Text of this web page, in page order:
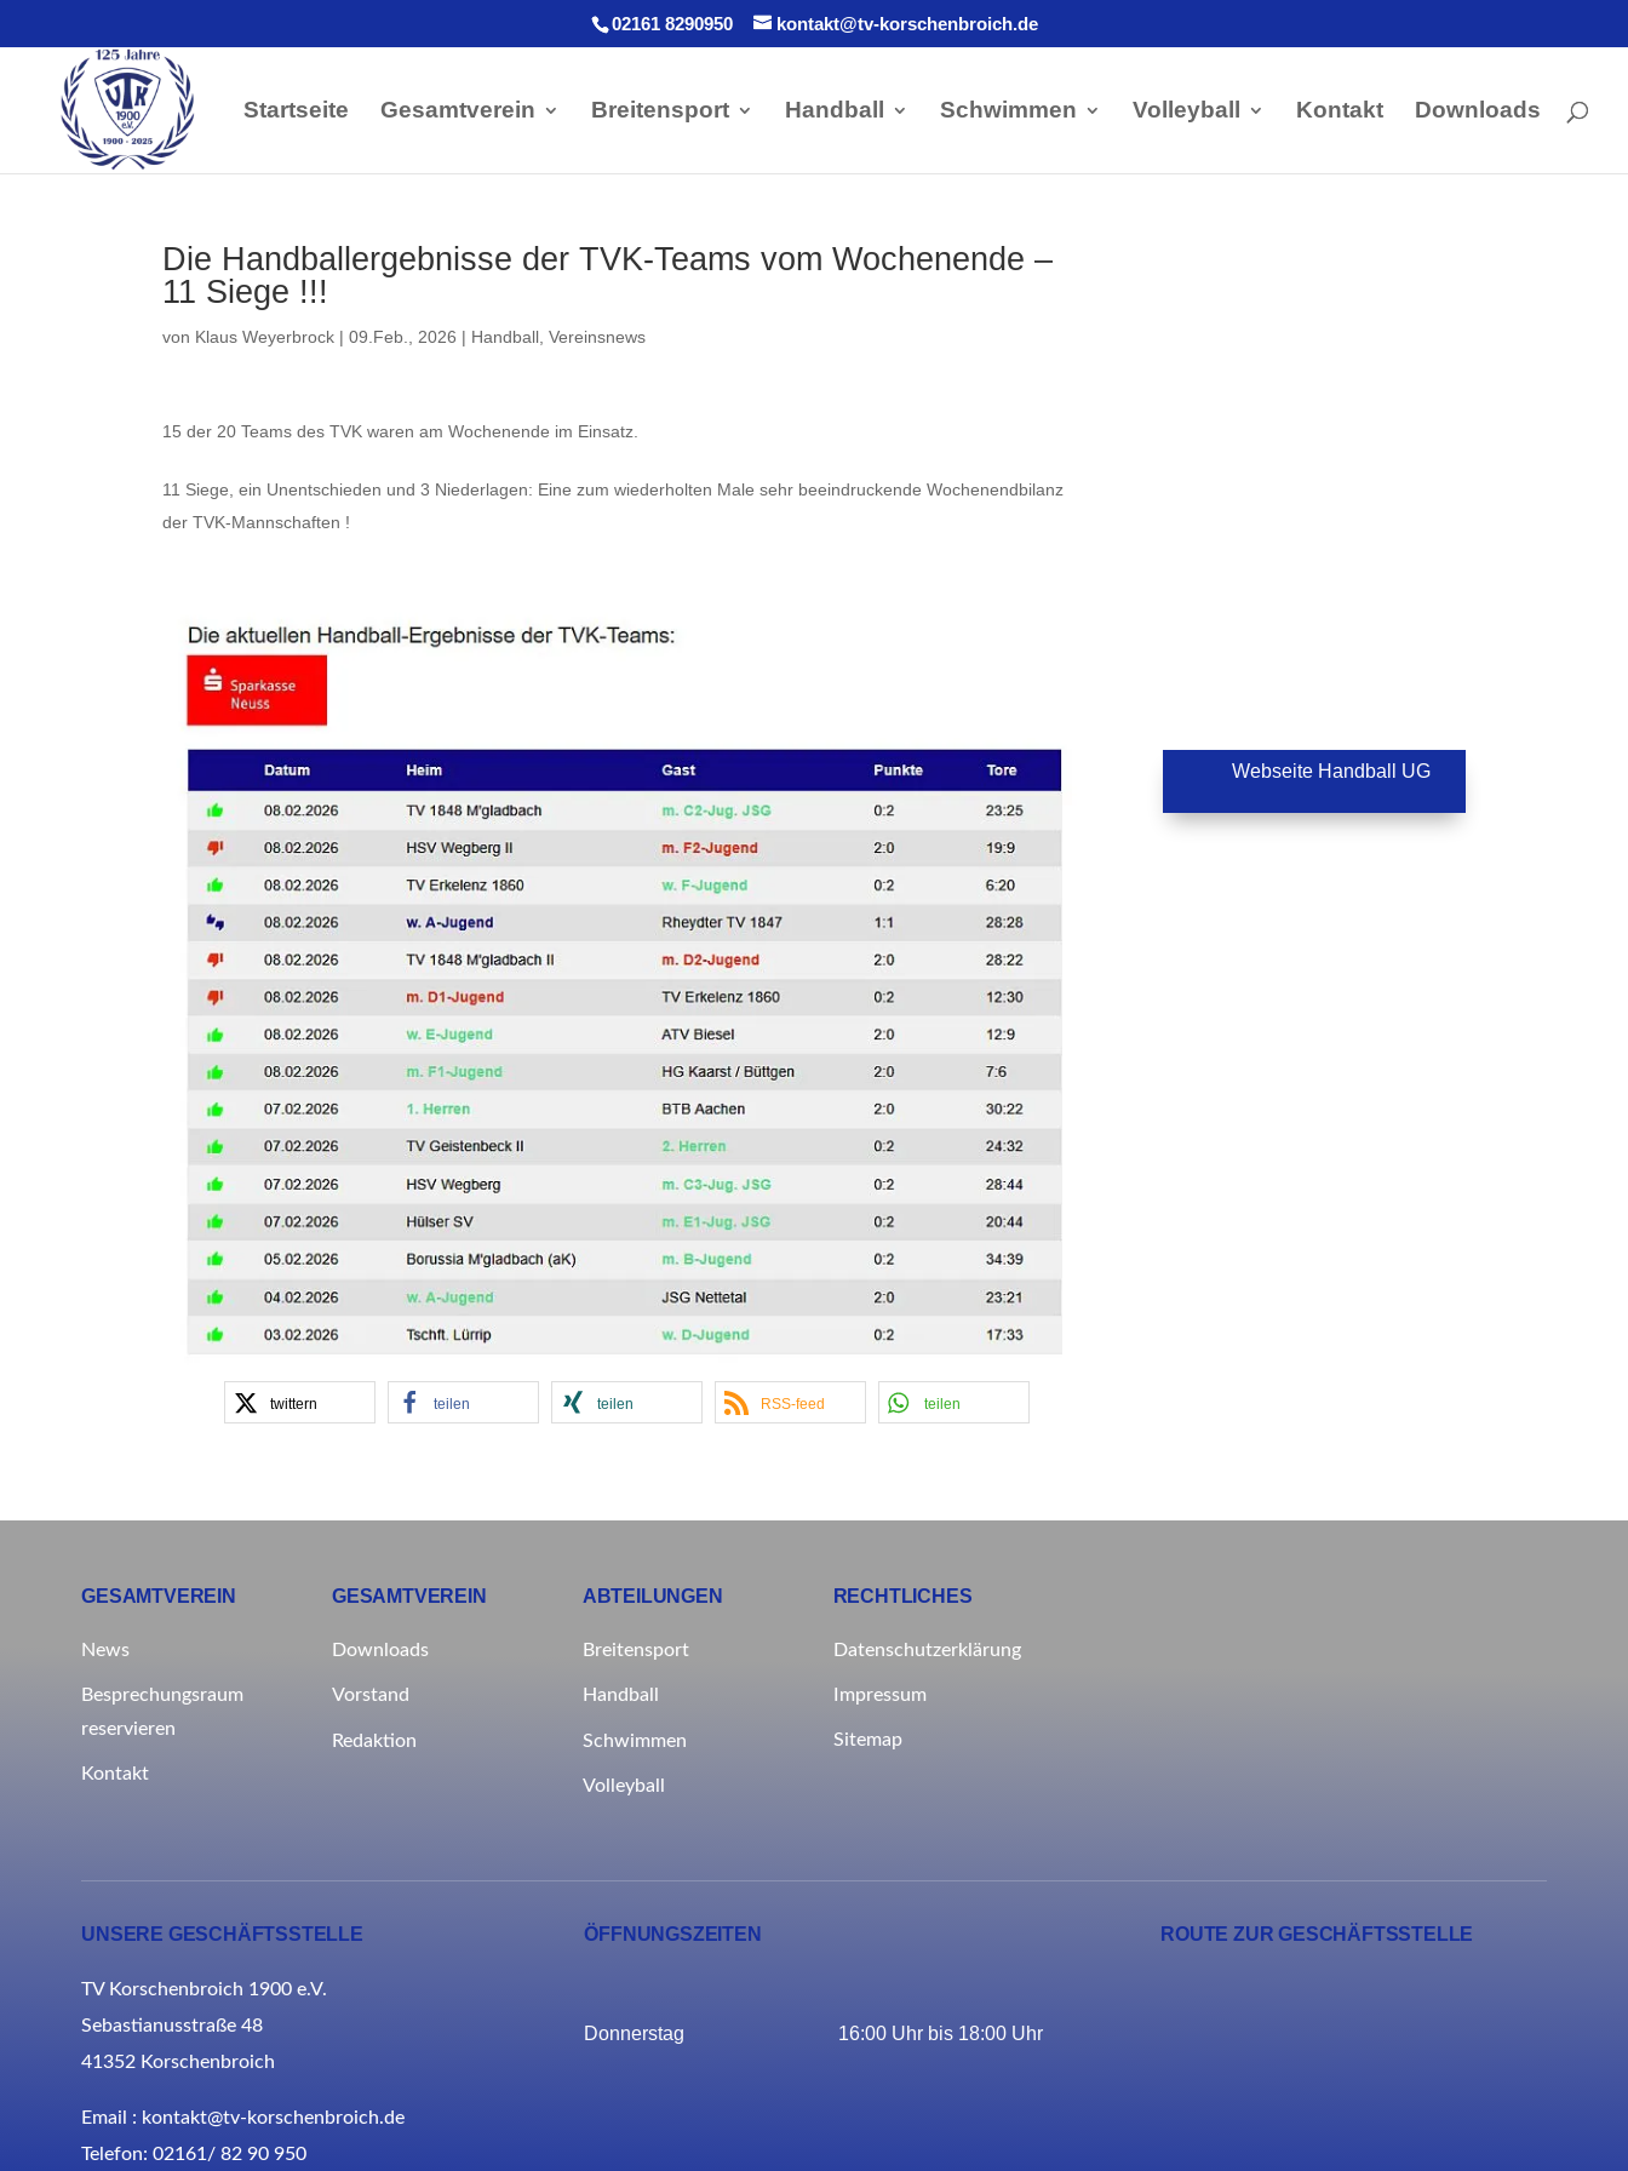
02161 8290950 kontakt@tv-korschenbroich.de
Startseite Gesamtverein Breitensport Handball Schwimmen Volleyball Kontakt Downloads
Die Handballergebnisse der TVK-Teams vom Wochenende –
11 Siege !!!
von Klaus Weyerbrock |09.Feb., 2026 | Handball ,Vereinsnews
15 der 20 Teams des TVK waren am Wochenende im Einsatz.
11 Siege, ein Unentschieden und 3 Niederlagen: Eine zum wiederholten Male sehr beeindruckende Wochenendbilanz
der TVK-Mannschaften !
twittern teilen teilen RSS-feed teilen
Webseite Handball UG
GESAMTVEREIN
News
Besprechungsraum
reservieren
Kontakt
GESAMTVEREIN
Downloads
Vorstand
Redaktion
ABTEILUNGEN
Breitensport
Handball
Schwimmen
Volleyball
RECHTLICHES
Datenschutzerklärung
Impressum
Sitemap
UNSERE GESCHÄFTSSTELLE
TV Korschenbroich 1900 e.V.
Sebastianusstraße 48
41352 Korschenbroich
Email : kontakt@tv-korschenbroich.de
Telefon: 02161/ 82 90 950
ÖFFNUNGSZEITEN
Donnerstag 16:00 Uhr bis 18:00 Uhr
ROUTE ZUR GESCHÄFTSSTELLE